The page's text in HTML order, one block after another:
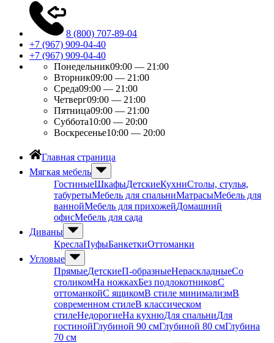
8 (800) 707-89-04
+7 (967) 909-04-40
+7 (967) 909-04-40
Понедельник09:00 — 21:00
Вторник09:00 — 21:00
Среда09:00 — 21:00
Четверг09:00 — 21:00
Пятница09:00 — 21:00
Суббота10:00 — 20:00
Воскресенье10:00 — 20:00
Главная страница
Мягкая мебель
ГостиныеШкафыДетскиеКухниСтолы, стулья,
табуретыМебель для спальниМатрасыМебель для
ваннойМебель для прихожейДомашний
офисМебель для сада
Диваны
КреслаПуфыБанкеткиОттоманки
Угловые
ПрямыеДетскиеП-образныеНераскладныеСо
столикомНа ножкахБез подлокотниковС
оттоманкойС ящикомВ стиле минимализмВ
современном стилеВ классическом
стилеНедорогиеНа кухнюДля спальниДля
гостинойГлубиной 90 смГлубиной 80 смГлубина
70 см